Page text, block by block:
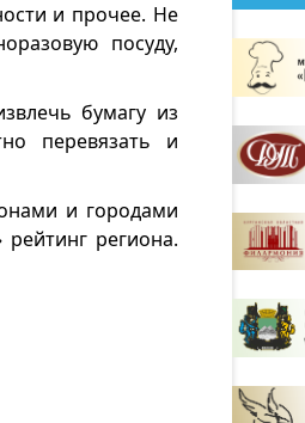
и прочее. Не
посуду,
бумагу из
перевязать и
и городами
рейтинг региона.